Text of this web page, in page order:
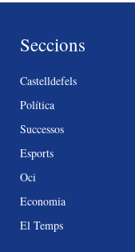
Seccions
Castelldefels
Política
Successos
Esports
Oci
Economia
El Temps